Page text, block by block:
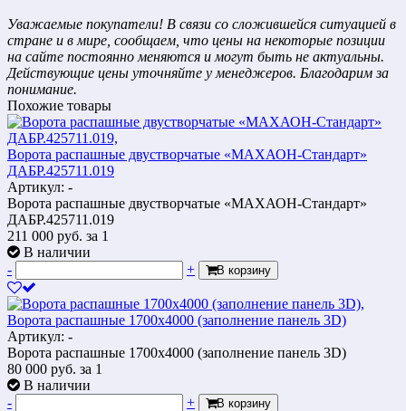
Уважаемые покупатели! В связи со сложившейся ситуацией в
стране и в мире, сообщаем, что цены на некоторые позиции
на сайте постоянно меняются и могут быть не актуальны.
Действующие цены уточняйте у менеджеров. Благодарим за
понимание.
Похожие товары
Ворота распашные двустворчатые «МАХАОН-Стандарт»
ДАБР.425711.019
Артикул: -
Ворота распашные двустворчатые «МАХАОН-Стандарт»
ДАБР.425711.019
211 000 руб. за 1
В наличии
-
+ В корзину
Ворота распашные 1700х4000 (заполнение панель 3D)
Артикул: -
Ворота распашные 1700х4000 (заполнение панель 3D)
80 000 руб. за 1
В наличии
-
+ В корзину